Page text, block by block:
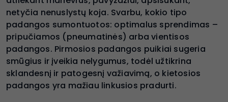
netyčia nenuslystų koja. Svarbu, kokio tipo
padangos sumontuotos: optimalus sprendimas –
pripučiamos (pneumatinės) arba vientisos
padangos. Pirmosios padangos puikiai sugeria
smūgius ir įveikia nelygumus, todėl užtikrina
sklandesnį ir patogesnį važiavimą, o kietosios
padangos yra mažiau linkusios pradurti.